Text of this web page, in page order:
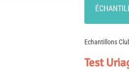
Echantillons
Test